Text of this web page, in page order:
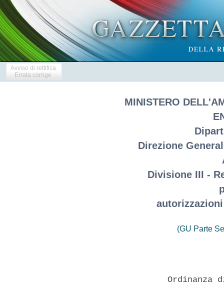
Avviso di rettifica
Errata corrige
MINISTERO
Direzione
Divisione III -
(GU Parte
Ordinanza